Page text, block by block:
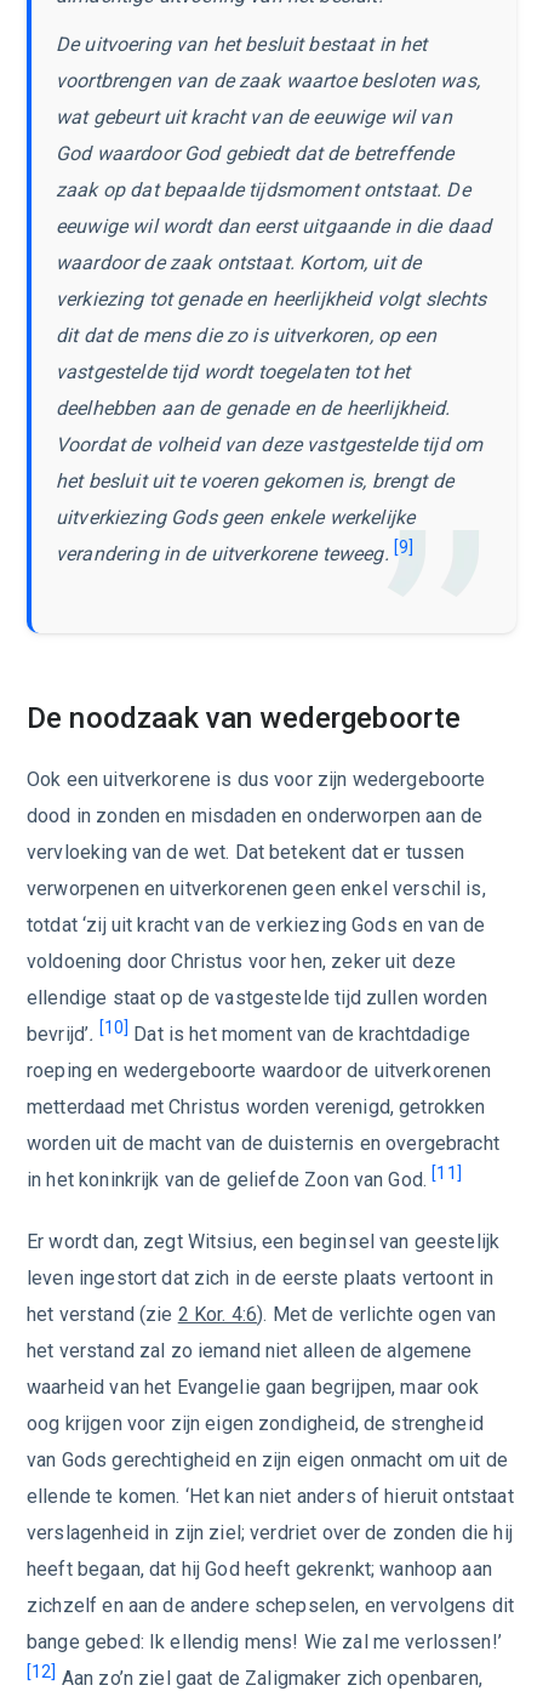
De uitvoering van het besluit bestaat in het
voortbrengen van de zaak waartoe besloten was,
wat gebeurt uit kracht van de eeuwige wil van
God waardoor God gebiedt dat de betreffende
zaak op dat bepaalde tijdsmoment ontstaat. De
eeuwige wil wordt dan eerst uitgaande in die daad
waardoor de zaak ontstaat. Kortom, uit de
verkiezing tot genade en heerlijkheid volgt slechts
dit dat de mens die zo is uitverkoren, op een
vastgestelde tijd wordt toegelaten tot het
deelhebben aan de genade en de heerlijkheid.
Voordat de volheid van deze vastgestelde tijd om
het besluit uit te voeren gekomen is, brengt de
uitverkiezing Gods geen enkele werkelijke
verandering in de uitverkorene teweeg. [9]
De noodzaak van wedergeboorte
Ook een uitverkorene is dus voor zijn wedergeboorte
dood in zonden en misdaden en onderworpen aan de
vervloeking van de wet. Dat betekent dat er tussen
verworpenen en uitverkorenen geen enkel verschil is,
totdat ‘zij uit kracht van de verkiezing Gods en van de
voldoening door Christus voor hen, zeker uit deze
ellendige staat op de vastgestelde tijd zullen worden
bevrijd’. [10] Dat is het moment van de krachtdadige
roeping en wedergeboorte waardoor de uitverkorenen
metterdaad met Christus worden verenigd, getrokken
worden uit de macht van de duisternis en overgebracht
in het koninkrijk van de geliefde Zoon van God.[11]
Er wordt dan, zegt Witsius, een beginsel van geestelijk
leven ingestort dat zich in de eerste plaats vertoont in
het verstand (zie 2 Kor. 4:6). Met de verlichte ogen van
het verstand zal zo iemand niet alleen de algemene
waarheid van het Evangelie gaan begrijpen, maar ook
oog krijgen voor zijn eigen zondigheid, de strengheid
van Gods gerechtigheid en zijn eigen onmacht om uit de
ellende te komen. ‘Het kan niet anders of hieruit ontstaat
verslagenheid in zijn ziel; verdriet over de zonden die hij
heeft begaan, dat hij God heeft gekrenkt; wanhoop aan
zichzelf en aan de andere schepselen, en vervolgens dit
bange gebed: Ik ellendig mens! Wie zal me verlossen!’
[12] Aan zo’n ziel gaat de Zaligmaker zich openbaren,